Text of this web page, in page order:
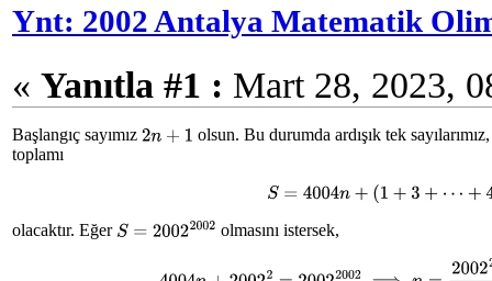
Ynt: 2002 Antalya Matematik
« Yanıtla #1 : Mart 28, 2023,
Başlangıç sayımız 2n+1
olsun. Bu durumda ardışık tek
toplamı
S=4004n+(1 +3+ ⋯ +
olacaktır. Eğer S=20022002 olmasını istersek,
4004 n + 2002 2 = 20022002 2002